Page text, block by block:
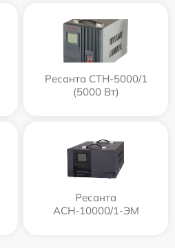
Ресанта СТН-5000/1
(5000 Вт)
Ресанта
АСН-10000/1-ЭМ